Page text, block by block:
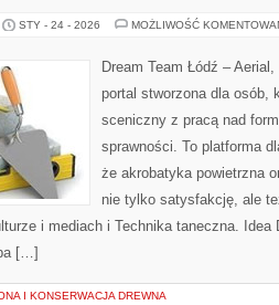
STY - 24 - 2026 MOŻLIWOŚĆ
Dream Team Łódź –
portal stworzona dla osób,
sceniczny z pracą nad
sprawności. To platforma
że akrobatyka powietrzna
nie tylko satysfakcję, ale
i mediach i Technika taneczna. Idea
[…]
I KONSERWACJA DREWNA